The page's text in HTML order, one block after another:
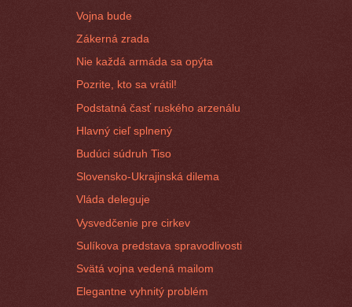
Vojna bude
Zákerná zrada
Nie každá armáda sa opýta
Pozrite, kto sa vrátil!
Podstatná časť ruského arzenálu
Hlavný cieľ splnený
Budúci súdruh Tiso
Slovensko-Ukrajinská dilema
Vláda deleguje
Vysvedčenie pre cirkev
Sulíkova predstava spravodlivosti
Svätá vojna vedená mailom
Elegantne vyhnitý problém